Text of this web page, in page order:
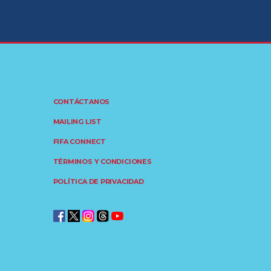
CONTÁCTANOS
MAILING LIST
FIFA CONNECT
TÉRMINOS Y CONDICIONES
POLÍTICA DE PRIVACIDAD